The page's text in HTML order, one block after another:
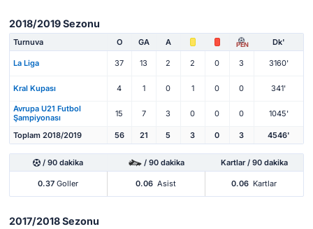
2018/2019 Sezonu
Turnuva O GA A PEN Dk'
La Liga 37 13 2 2 0 3 3160'
Kral Kupası 4 1 0 1 0 0 341'
Avrupa U21 Futbol
Şampiyonası
15 7 3 0 0 0 1045'
Toplam 2018/2019 56 21 5 3 0 3 4546'
/ 90 dakika / 90 dakika Kartlar / 90 dakika
0.37 Goller 0.06 Asist 0.06 Kartlar
2017/2018 Sezonu